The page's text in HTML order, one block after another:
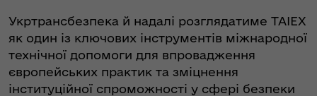
Укртрансбезпека й надалі розглядатиме TAIEX
як один із ключових інструментів міжнародної
технічної допомоги для впровадження
європейських практик та зміцнення
інституційної спроможності у сфері безпеки